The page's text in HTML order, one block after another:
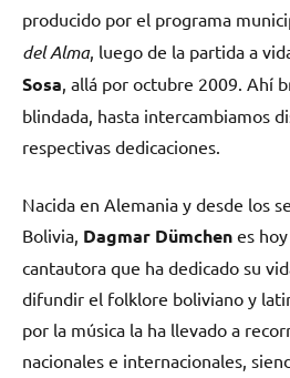
producido por el programa
del Alma, luego de la partida a
Sosa , allá por octubre 2009. Ahí
blindada, hasta intercambiamos
respectivas dedicaciones.
Nacida en Alemania y desde los
Bolivia, Dagmar Dümchen es
cantautora que ha dedicado su
difundir el folklore boliviano y
por la música la ha llevado a
nacionales e internacionales,